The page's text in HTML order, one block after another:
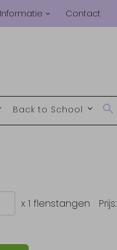
Informatie Contact
Back to School
x 1 flenstangen Prijs: